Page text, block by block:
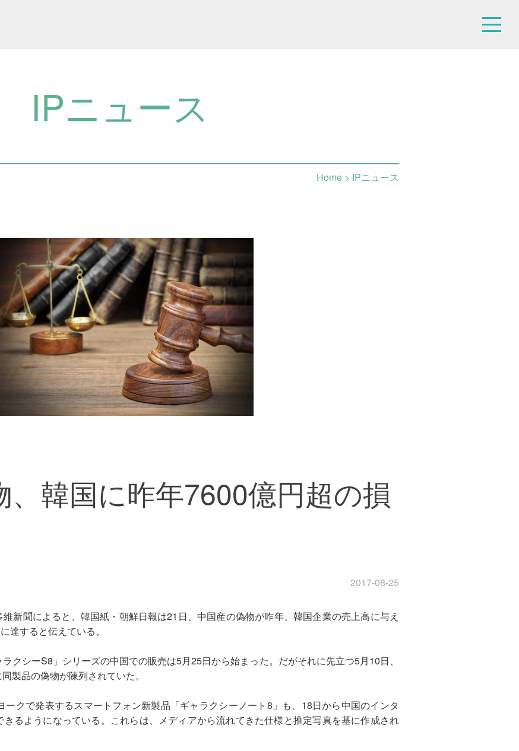
IPニュース
Home > IPニュース
、韓国に昨年7600億円超の損
2017-08-25
新聞によると、韓国紙・朝鮮日報は21日、中国産の偽物が昨年、韓国企業の売上高に与え
達すると伝えている。
クシーS8」シリーズの中国での販売は5月25日から始まった。だがそれに先立つ5月10日、
製品の偽物が陳列されていた。
クで発表するスマートフォン新製品「ギャラクシーノート8」も、18日から中国のインタ
るようになっている。これらは、メディアから流れてきた仕様と推定写真を基に作成され